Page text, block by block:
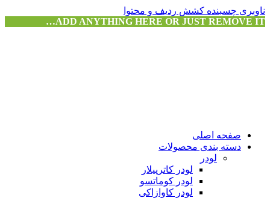
ناوبری چسبنده کشش ردیف و محتوا
ADD ANYTHING HERE OR JUST REMOVE IT…
صفحه اصلی
دسته بندی محصولات
لودر
لودر کاترپیلار
لودر کوماتسو
لودر کاوازاکی